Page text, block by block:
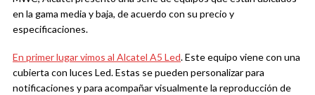
en la gama media y baja, de acuerdo con su precio y
especificaciones.
En primer lugar vimos al Alcatel A5 Led. Este equipo viene con una
cubierta con luces Led. Estas se pueden personalizar para
notificaciones y para acompañar visualmente la reproducción de